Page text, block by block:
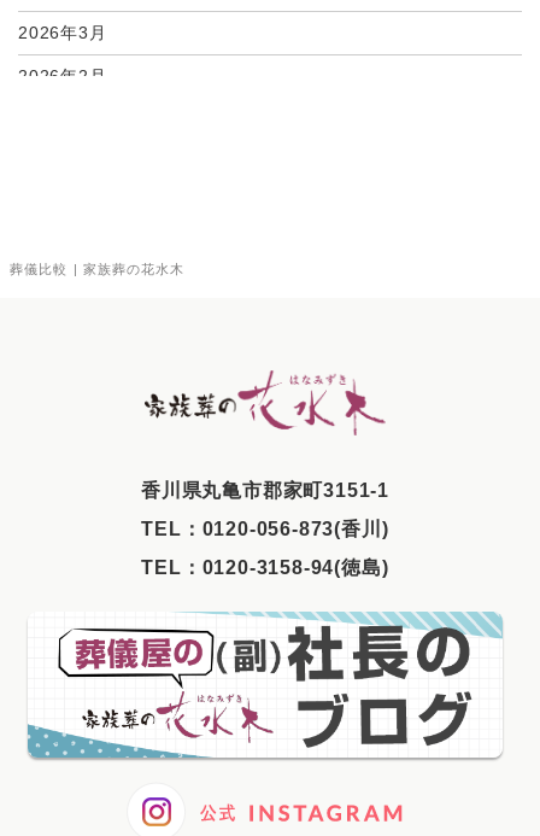
葬儀比較 | 家族葬の花水木
2026年3月
2026年2月
2025年1月
2024年12月
2024年11月
⾹川県丸⻲市郡家町3151-1
TEL： 0120-056-873(香川)
TEL： 0120-3158-94(徳島)